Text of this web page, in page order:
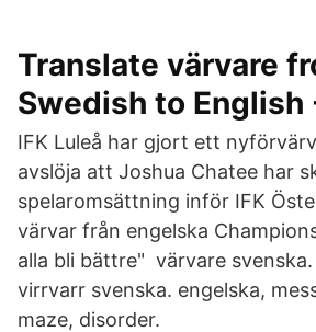
Translate värvare
Swedish to
IFK Luleå har gjort ett
avslöja att Joshua Chatee har
spelaromsättning inför IFK
värvar från engelska
alla bli bättre" värvare
virrvarr svenska. engelska,
maze, disorder.